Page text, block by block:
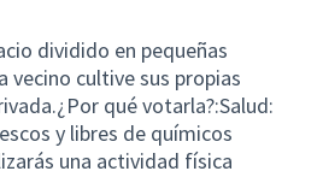
dividido en pequeñas
vecino cultive sus propias
​¿Por qué votarla?: ​Salud:
y libres de químicos
una actividad física